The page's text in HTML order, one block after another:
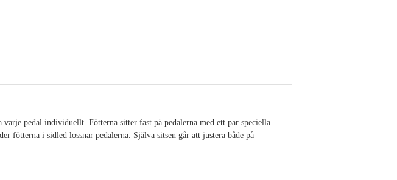
pedal individuellt. Fötterna sitter fast på pedalerna med ett par speciella
fötterna i sidled lossnar pedalerna. Själva sitsen går att justera både på